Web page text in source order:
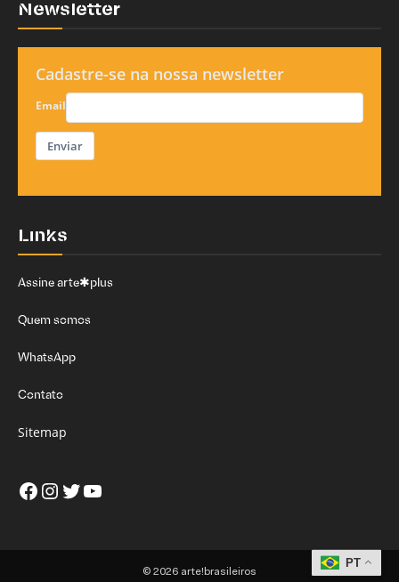
Newsletter
Cadastre-se na nossa newsletter
Email
Enviar
Links
Assine arte✱plus
Quem somos
WhatsApp
Contato
Sitemap
Facebook
Instagram
Twitter
Youtube
© 2026 arte!brasileiros
PT